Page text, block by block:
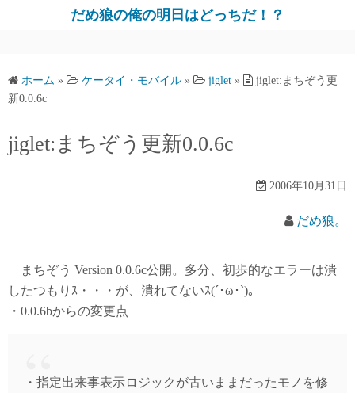
だめ狼の俺の明日はどっちだ！？
ホーム » ケータイ・モバイル » jiglet »
jiglet:まちぞう更
新0.0.6c
jiglet:まちぞう更新0.0.6c
2006年10月31日
だめ狼。
まちぞう Version 0.0.6c公開。多分、初歩的なエラーは潰
したつもりｽ・・・が、潰れてないｽ(´･ω･`)。
・0.0.6bからの変更点
・指定出来事表示ロジックが古いままだったモノを修